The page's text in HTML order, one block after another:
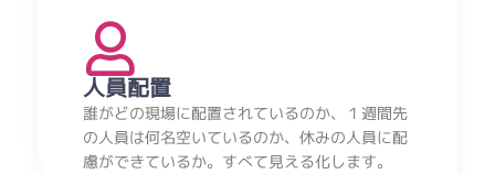
人員配置
誰がどの現場に配置されているのか、１週間先
の人員は何名空いているのか、休みの人員に配
慮ができているか。すべて見える化します。